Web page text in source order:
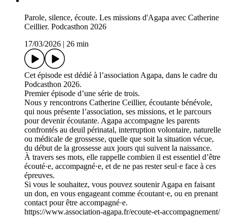
Parole, silence, écoute. Les missions d'Agapa avec Catherine
Ceillier. Podcasthon 2026
17/03/2026
26 min
Cet épisode est dédié à l’association Agapa, dans le cadre du
Podcasthon 2026.
Premier épisode d’une série de trois.
Nous y rencontrons Catherine Ceillier, écoutante bénévole,
qui nous présente l’association, ses missions, et le parcours
pour devenir écoutante. Agapa accompagne les parents
confrontés au deuil périnatal, interruption volontaire, naturelle
ou médicale de grossesse, quelle que soit la situation vécue,
du début de la grossesse aux jours qui suivent la naissance.
À travers ses mots, elle rappelle combien il est essentiel d’être
écouté·e, accompagné·e, et de ne pas rester seul·e face à ces
épreuves.
Si vous le souhaitez, vous pouvez soutenir Agapa en faisant
un don, en vous engageant comme écoutant·e, ou en prenant
contact pour être accompagné·e.
https://www.association-agapa.fr/ecoute-et-accompagnement/